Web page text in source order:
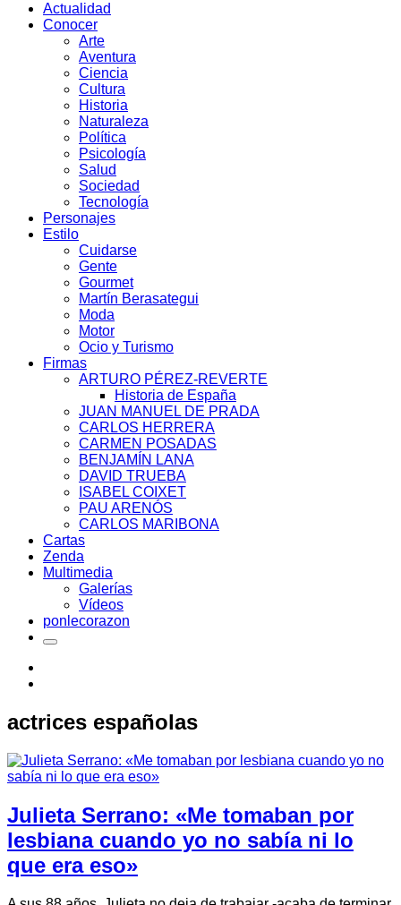
Actualidad
Conocer
Arte
Aventura
Ciencia
Cultura
Historia
Naturaleza
Política
Psicología
Salud
Sociedad
Tecnología
Personajes
Estilo
Cuidarse
Gente
Gourmet
Martín Berasategui
Moda
Motor
Ocio y Turismo
Firmas
ARTURO PÉREZ-REVERTE
Historia de España
JUAN MANUEL DE PRADA
CARLOS HERRERA
CARMEN POSADAS
BENJAMÍN LANA
DAVID TRUEBA
ISABEL COIXET
PAU ARENÓS
CARLOS MARIBONA
Cartas
Zenda
Multimedia
Galerías
Vídeos
ponlecorazon
actrices españolas
Julieta Serrano: «Me tomaban por
lesbiana cuando yo no sabía ni lo
que era eso»